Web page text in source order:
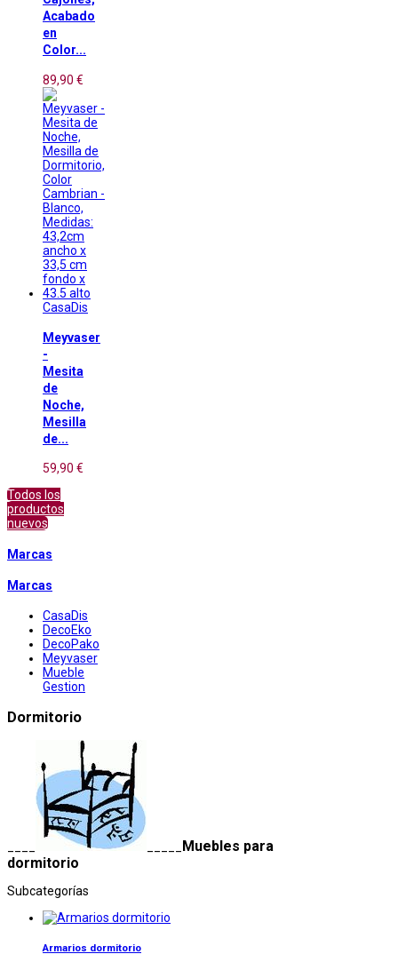
Acabado
en
Color...
89,90 €
CasaDis
Meyvaser
-
Mesita
de
Noche,
Mesilla
de...
59,90 €
Todos los
productos
nuevos
Marcas
Marcas
CasaDis
DecoEko
DecoPako
Meyvaser
Mueble
Gestion
Dormitorio
Muebles para
dormitorio
Subcategorías
Armarios dormitorio